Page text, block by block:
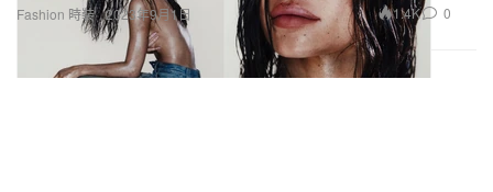
Fashion 時裝 2023年9月1日 1.4K 0